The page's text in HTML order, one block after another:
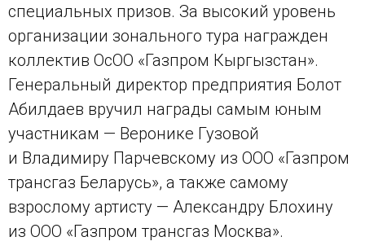
специальных призов. За высокий уровень
организации зонального тура награжден
коллектив ОсОО «Газпром Кыргызстан».
Генеральный директор предприятия Болот
Абилдаев вручил награды самым юным
участникам — Веронике Гузовой
и Владимиру Парчевскому из ООО «Газпром
трансгаз Беларусь», а также самому
взрослому артисту — Александру Блохину
из ООО «Газпром трансгаз Москва».